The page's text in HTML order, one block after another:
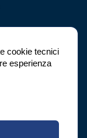
cookie tecnici
esperienza
e
e